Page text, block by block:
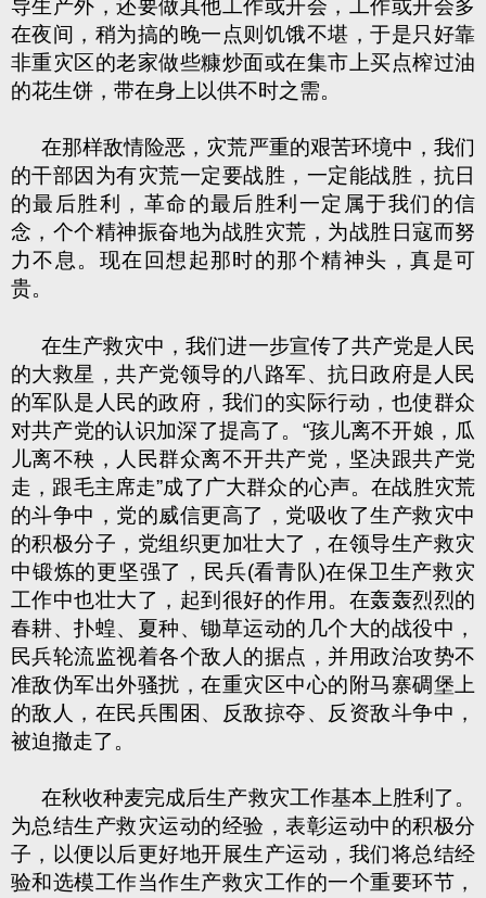
导生产外，还要做其他工作或开会，工作或开会多
在夜间，稍为搞的晚一点则饥饿不堪，于是只好靠
非重灾区的老家做些糠炒面或在集市上买点榨过油
的花生饼，带在身上以供不时之需。
在那样敌情险恶，灾荒严重的艰苦环境中，我们
的干部因为有灾荒一定要战胜，一定能战胜，抗日
的最后胜利，革命的最后胜利一定属于我们的信
念，个个精神振奋地为战胜灾荒，为战胜日寇而努
力不息。现在回想起那时的那个精神头，真是可
贵。
在生产救灾中，我们进一步宣传了共产党是人民
的大救星，共产党领导的八路军、抗日政府是人民
的军队是人民的政府，我们的实际行动，也使群众
对共产党的认识加深了提高了。“孩儿离不开娘，瓜
儿离不秧，人民群众离不开共产党，坚决跟共产党
走，跟毛主席走”成了广大群众的心声。在战胜灾荒
的斗争中，党的威信更高了，党吸收了生产救灾中
的积极分子，党组织更加壮大了，在领导生产救灾
中锻炼的更坚强了，民兵(看青队)在保卫生产救灾
工作中也壮大了，起到很好的作用。在轰轰烈烈的
春耕、扑蝗、夏种、锄草运动的几个大的战役中，
民兵轮流监视着各个敌人的据点，并用政治攻势不
准敌伪军出外骚扰，在重灾区中心的附马寨碉堡上
的敌人，在民兵围困、反敌掠夺、反资敌斗争中，
被迫撤走了。
在秋收种麦完成后生产救灾工作基本上胜利了。
为总结生产救灾运动的经验，表彰运动中的积极分
子，以便以后更好地开展生产运动，我们将总结经
验和选模工作当作生产救灾工作的一个重要环节，